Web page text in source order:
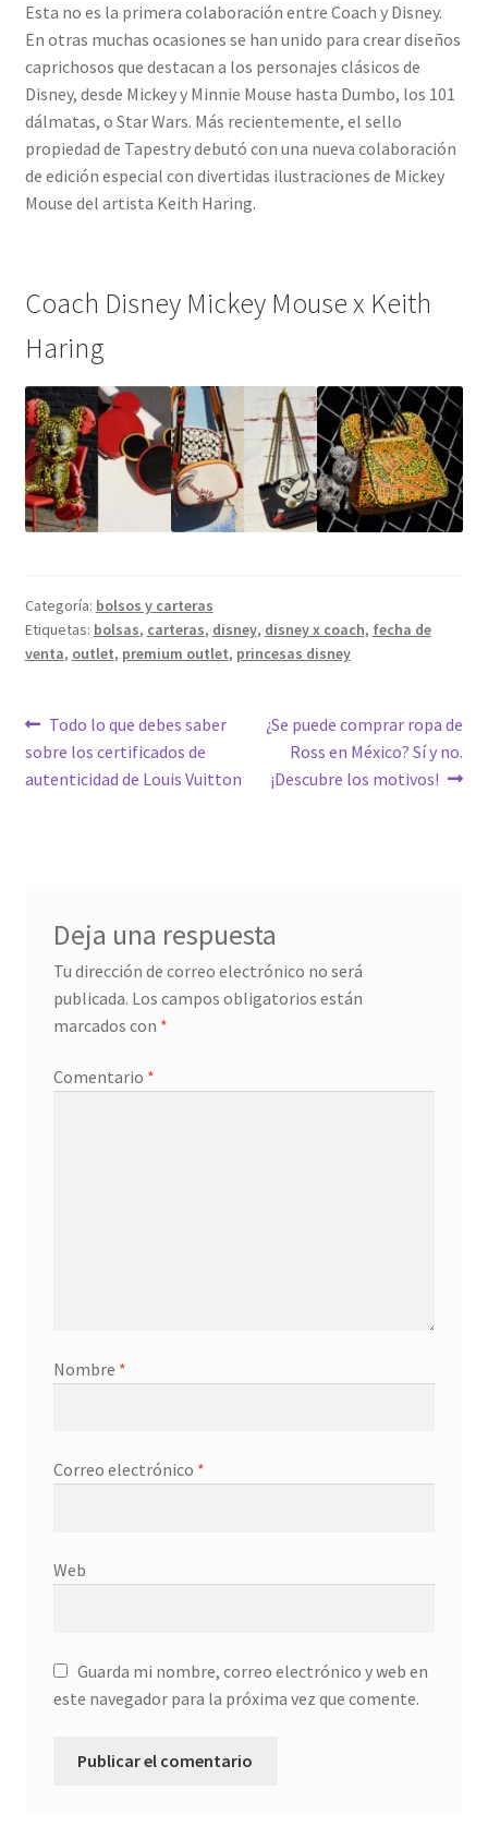
Esta no es la primera colaboración entre Coach y Disney.
En otras muchas ocasiones se han unido para crear diseños
caprichosos que destacan a los personajes clásicos de
Disney, desde Mickey y Minnie Mouse hasta Dumbo, los 101
dálmatas, o Star Wars. Más recientemente, el sello
propiedad de Tapestry debutó con una nueva colaboración
de edición especial con divertidas ilustraciones de Mickey
Mouse del artista Keith Haring.
Coach Disney Mickey Mouse x Keith
Haring
Categoría: bolsos y carteras
Etiquetas: bolsas, carteras, disney, disney x coach, fecha de
venta, outlet, premium outlet, princesas disney
Navegación
de
Anterior:
Todo lo que debes saber
sobre los certificados de
autenticidad de Louis Vuitton
Siguiente:
¿Se puede comprar ropa de
Ross en México? Sí y no.
¡Descubre los motivos!
Deja una respuesta
Tu dirección de correo electrónico no será
publicada. Los campos obligatorios están
marcados con *
Comentario *
Nombre *
Correo electrónico *
Web
Guarda mi nombre, correo electrónico y web en
este navegador para la próxima vez que comente.